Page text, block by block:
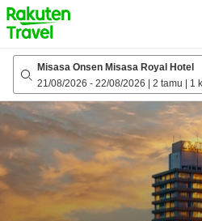
to
top
page
Misasa Onsen Misasa Royal Hotel
21/08/2026 - 22/08/2026 2 tamu 1